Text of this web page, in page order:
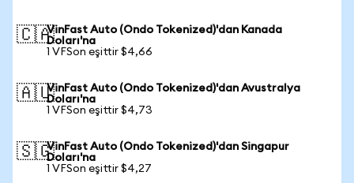
🇨🇦VinFast Auto (Ondo Tokenized)'dan Kanada
Doları'na
1 VFSon eşittir $4,66
🇦🇺VinFast Auto (Ondo Tokenized)'dan Avustralya
Doları'na
1 VFSon eşittir $4,73
🇸🇬VinFast Auto (Ondo Tokenized)'dan Singapur
Doları'na
1 VFSon eşittir $4,27